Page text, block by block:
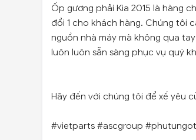
Ốp gương phải Kia 2015 là hàng
đổi 1 cho khách hàng. Chúng tôi
nguồn nhà máy mà không qua
luôn luôn sẵn sàng phục vụ quý
Hãy đến với chúng tôi để xế yêu
#vietparts #ascgroup